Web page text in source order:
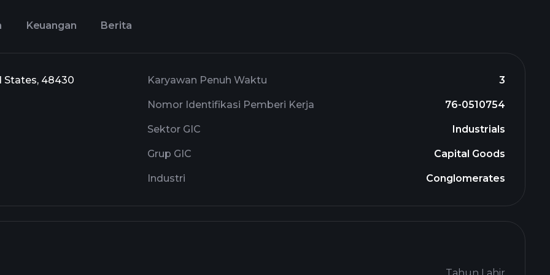
Keuangan Berita
States, 48430 Karyawan Penuh Waktu 3
Nomor Identifikasi Pemberi Kerja 76-0510754
Sektor GIC Industrials
Grup GIC Capital Goods
Industri Conglomerates